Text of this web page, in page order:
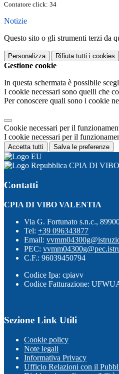
Contatore click: 34
Notizie
Questo sito o gli strumenti terzi da
Personalizza Rifiuta tutti i cookies
Gestione cookie
In questa schermata è possibile
I cookie necessari sono quelli che
Per conoscere quali sono i cookie
Cookie necessari per il
I cookie necessari per il
Accetta tutti Salva le preferenze
CPIA DI
Contatti
CPIA DI VIBO VALENTIA
Via G. Fortunato s.n.c.,
Tel: +39 096343877
Email:
PEC:
C.F.: 96039450794
Codice Ipa: cpiavv
Codice Fatturazione:
Sezione Link Utili
Cookie policy
Note legali
Informativa Privacy
Ufficio Relazioni con il